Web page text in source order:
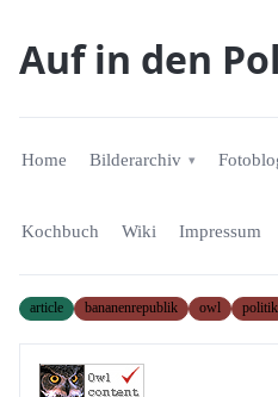
Auf in den
Home Bilderarchiv
Kochbuch Wiki Impressum
article bananenrepublik owl politik